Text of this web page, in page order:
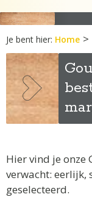
Je bent hier: Home >
Hier vind je onze
verwacht: eerlijk,
geselecteerd.